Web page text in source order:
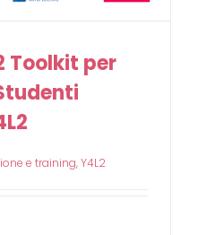
Toolkit per
e training,Y4L2